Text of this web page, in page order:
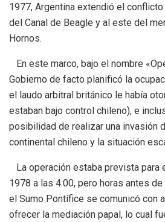
1977, Argentina extendió el
del Canal de Beagle y al este del
Hornos.
En este marco, bajo el nombre
Gobierno de facto planificó la
el laudo arbitral británico le había
estaban bajo control chileno), e
posibilidad de realizar una invasión
continental chileno y la situación
La operación estaba prevista para
1978 a las 4:00, pero horas antes
el Sumo Pontífice se comunicó con
ofrecer la mediación papal, lo cual